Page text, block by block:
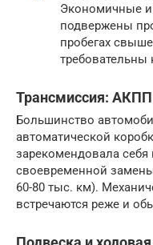
Экономичные и
подвержены
пробегах
требовательны
Трансмиссия:
Большинство
автоматической
зарекомендовала себя
своевременной
60-80 тыс. км).
встречаются реже и